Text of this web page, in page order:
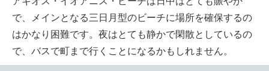
で、メインとなる三日月型のビーチに場所を確保するの
はかなり困難です。夜はとても静かで閑散としているの
で、バスで町まで行くことになるかもしれません。